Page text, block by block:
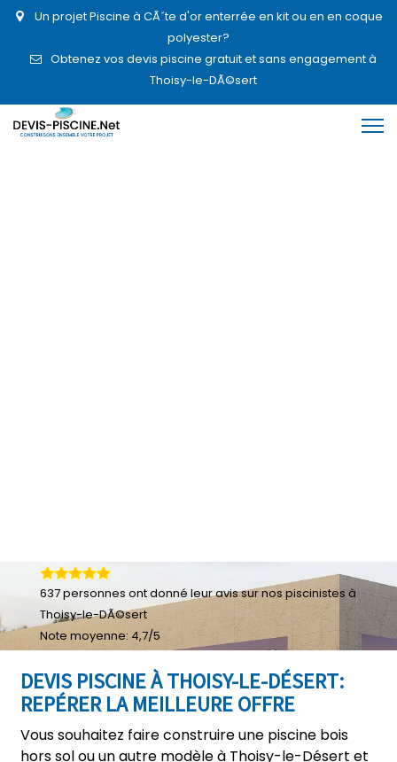
Un projet Piscine à CÃ´te d'or enterrée en kit ou en en coque
polyester?
Obtenez vos devis piscine gratuit et sans engagement à
Thoisy-le-DÃ©sert
DEVIS PISCINE À THOISY-LE-DÉSERT:
REPÉRER LA MEILLEURE OFFRE
Vous souhaitez faire construire une piscine bois
hors sol ou un autre modèle à Thoisy-le-Désert et
637personnes ont donné leuravis sur nos piscinistes à
Thoisy-le-DÃ©sert
Note moyenne: 4,7/5